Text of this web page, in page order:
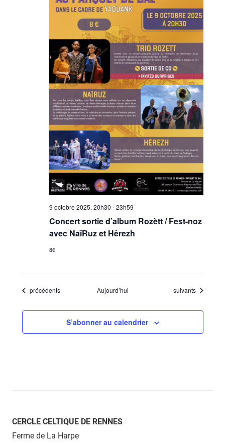
9 octobre 2025, 20h30 -23h59
Concert sortie d’album Rozètt / Fest-noz
avec NaïRuz et Hêrezh
8€
Évènements
précédents Aujourd’hui Évènements
suivants
S’abonner au calendrier
CERCLE CELTIQUE DE RENNES
Ferme de La Harpe